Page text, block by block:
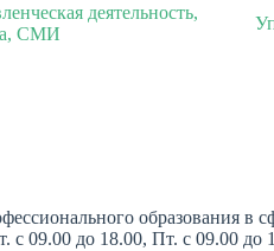
деятельность,
СМИ
образования в
09.00 до 18.00, Пт. с 09.00 до